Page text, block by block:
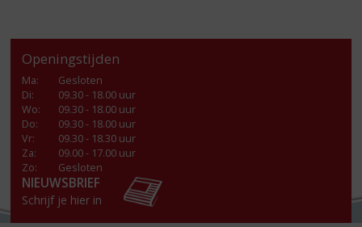
Openingstijden
Ma:
Gesloten
Di:
09.30 - 18.00 uur
Wo:
09.30 - 18.00 uur
Do:
09.30 - 18.00 uur
Vr:
09.30 - 18.30 uur
Za:
09.00 - 17.00 uur
Zo:
Gesloten
NIEUWSBRIEF
Schrijf je hier in